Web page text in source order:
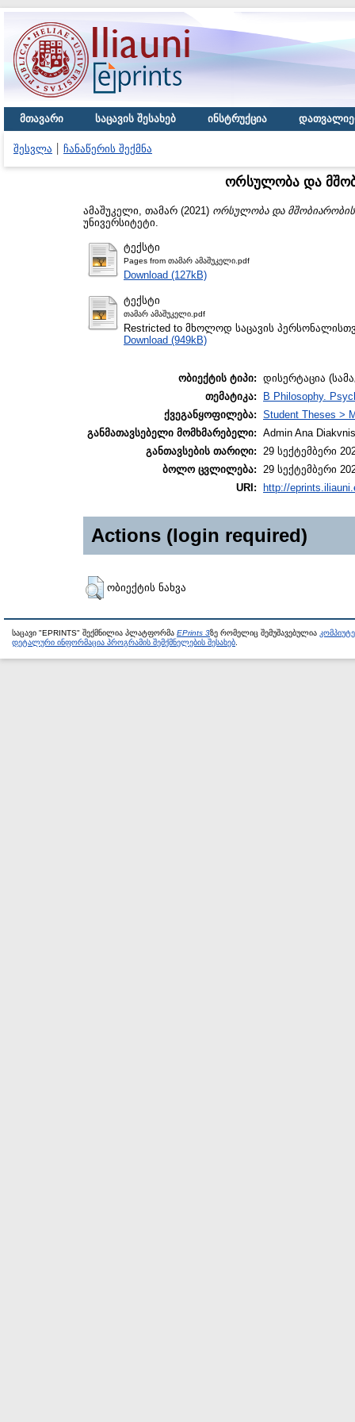
მთავარი საცავის შესახებ ინსტრუქცია
შესვლა ჩანაწერის შექმნა
ორსულობა და
ამაშუკელი, თამარ (2021) ორსულობა და მშობიარობის
უნივერსიტეტი.
ტექსტი
Pages from თამარ ამაშუკელი.pdf
Download (127kB)
ტექსტი
თამარ ამაშუკელი.pdf
Restricted to მხოლოდ საცავის
Download (949kB)
ობიექტის ტიპი: დისერტაცია
თემატიკა:
B Philosophy.
ქვეგანყოფილება: Student Theses >
განმათავსებელი მომხმარებელი: Admin Ana
განთავსების თარიღი: 29 სექტემბერი
ბოლო ცვლილება: 29 სექტემბერი
URI:
http://
Actions (login required)
ობიექტის ნახვა
საცავი "EPRINTS" შექმნილია პლატფორმა EPrints 3ზე რომელიც შემუშავებულია
დეტალური ინფორმაცია პროგრამის შემქმნელების შესახებ.